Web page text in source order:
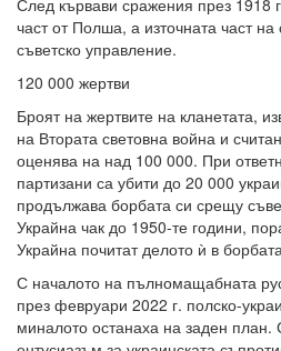
След кървави сражения през 1918
част от Полша, а източната част
съветско управление.
120 000 жертви
Броят на жертвите на кланетата,
на Втората световна война и
оценява на над 100 000. При
партизани са убити до 20 000
продължава борбата си срещу
Украйна чак до 1950-те години,
Украйна почитат делото ѝ в
С началото на пълномащабната
през февруари 2022 г. полско-
миналото останаха на заден